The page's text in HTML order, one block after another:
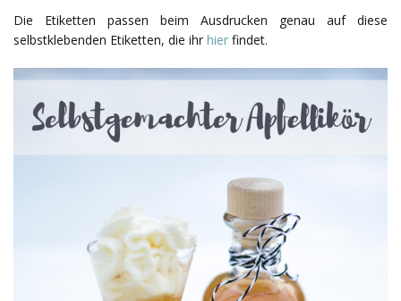
Die Etiketten passen beim Ausdrucken genau auf diese
selbstklebenden Etiketten, die ihr hier findet.